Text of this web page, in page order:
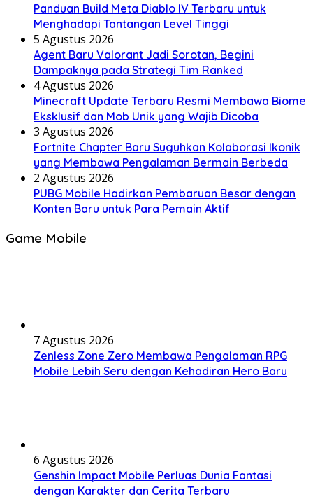
Panduan Build Meta Diablo IV Terbaru untuk
Menghadapi Tantangan Level Tinggi
5 Agustus 2026
Agent Baru Valorant Jadi Sorotan, Begini
Dampaknya pada Strategi Tim Ranked
4 Agustus 2026
Minecraft Update Terbaru Resmi Membawa Biome
Eksklusif dan Mob Unik yang Wajib Dicoba
3 Agustus 2026
Fortnite Chapter Baru Suguhkan Kolaborasi Ikonik
yang Membawa Pengalaman Bermain Berbeda
2 Agustus 2026
PUBG Mobile Hadirkan Pembaruan Besar dengan
Konten Baru untuk Para Pemain Aktif
Game Mobile
7 Agustus 2026
Zenless Zone Zero Membawa Pengalaman RPG
Mobile Lebih Seru dengan Kehadiran Hero Baru
6 Agustus 2026
Genshin Impact Mobile Perluas Dunia Fantasi
dengan Karakter dan Cerita Terbaru